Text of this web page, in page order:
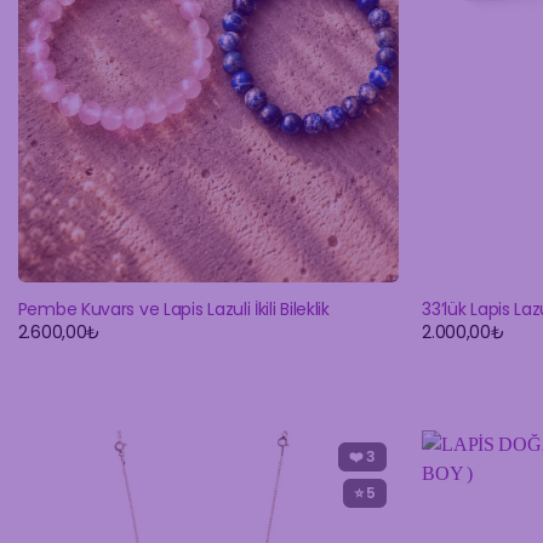
Pembe Kuvars ve Lapis Lazuli İkili Bileklik
2.600,00₺
33’lük Lapis
2.000,00₺
❤️3
⭐ 5